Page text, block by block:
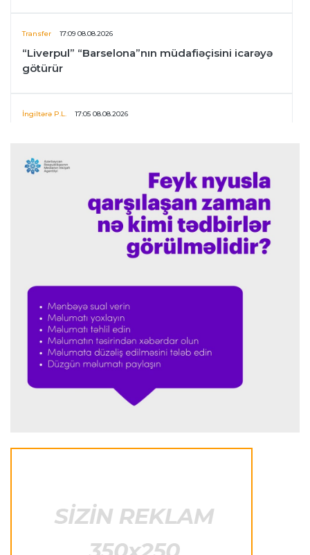
Transfer 17:09 08.08.2026
“Liverpul” “Barselona”nın müdafiəçisini icarəyə
götürür
İngiltərə P.L. 17:05 08.08.2026
“Fənərbağça” Lukaku üçün “Napoli” ilə
danışıqları davam etdirir
“Atletiko”nun müdafiəçisi İngiltərə klubuna keçir
İngiltərə P.L. 16:55 08.08.2026
Bruno Qimaraynş “Arsenal”dakı hədəflərini
Ferran Torres PSJ-yə keçir